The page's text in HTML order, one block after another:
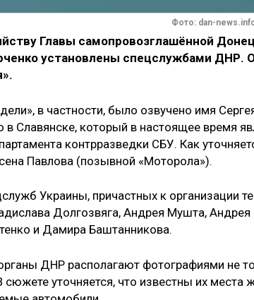
Фото: dan-
Главы самопровозглашённой
установлены спецслужбами ДНР.
в частности, было озвучено имя
в Славянске, который в настоящее время
контрразведки СБУ. Как
Павлова (позывной «Моторола»).
Украины, причастных к организации
Долгозвяга, Андрея Мушта, Андрея
и Дамира Баштанникова.
ДНР располагают фотографиями не
сюжете уточняется, что известны их места